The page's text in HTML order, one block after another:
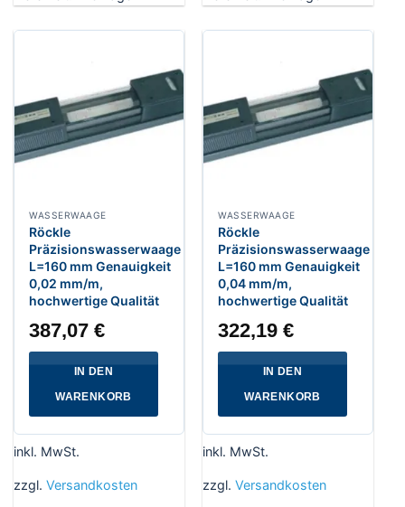
WASSERWAAGE
Röckle
Präzisionswasserwaage
L=160 mm Genauigkeit
0,02 mm/m,
hochwertige Qualität
387,07€
IN DEN
WARENKORB
inkl. MwSt.
zzgl. Versandkosten
WASSERWAAGE
Röckle
Präzisionswasserwaage
L=160 mm Genauigkeit
0,04 mm/m,
hochwertige Qualität
322,19€
IN DEN
WARENKORB
inkl. MwSt.
zzgl. Versandkosten